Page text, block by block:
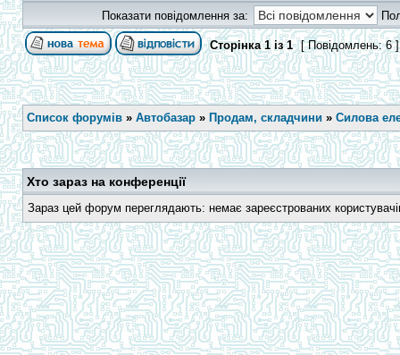
Показати повідомлення за:
Сторінка1із1 [ Повідомлень: 6
Список форумів » Автобазар » Продам, складчини » Силова
Хто зараз на конференції
Зараз цей форум переглядають: немає зареєстрованих